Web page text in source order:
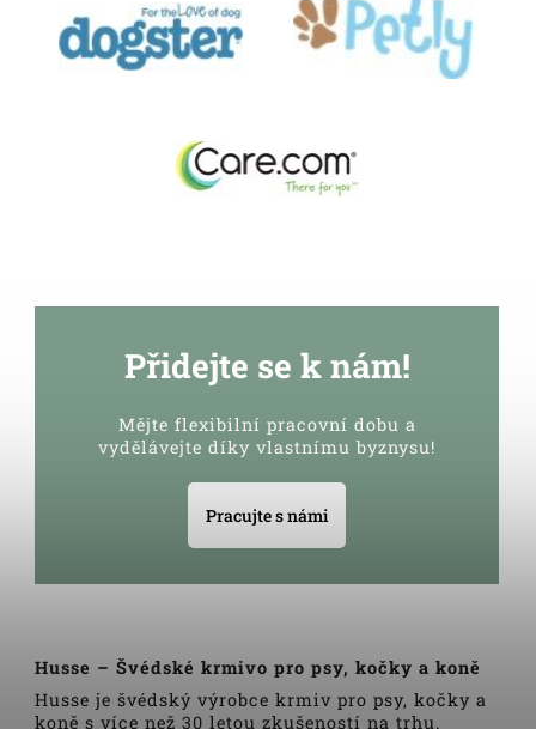
Přidejte se k nám!
Mějte flexibilní pracovní dobu a
vydělávejte díky vlastnímu byznysu!
Pracujte s námi
Husse – Švédské krmivo pro psy, kočky a koně
Husse je švédský výrobce krmiv pro psy, kočky a
koně s více než 30 letou zkušeností na trhu.